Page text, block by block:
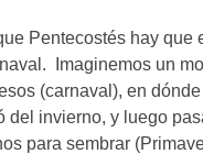
Pentecostés hay que
Imaginemos un
(carnaval), en
del invierno, y luego
para sembrar